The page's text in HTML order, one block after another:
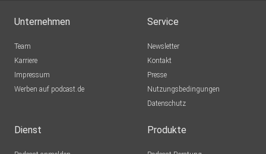
Unternehmen
Team
Karriere
Impressum
Werben auf podcast.de
Service
Newsletter
Kontakt
Presse
Nutzungsbedingungen
Datenschutz
Dienst Produkte